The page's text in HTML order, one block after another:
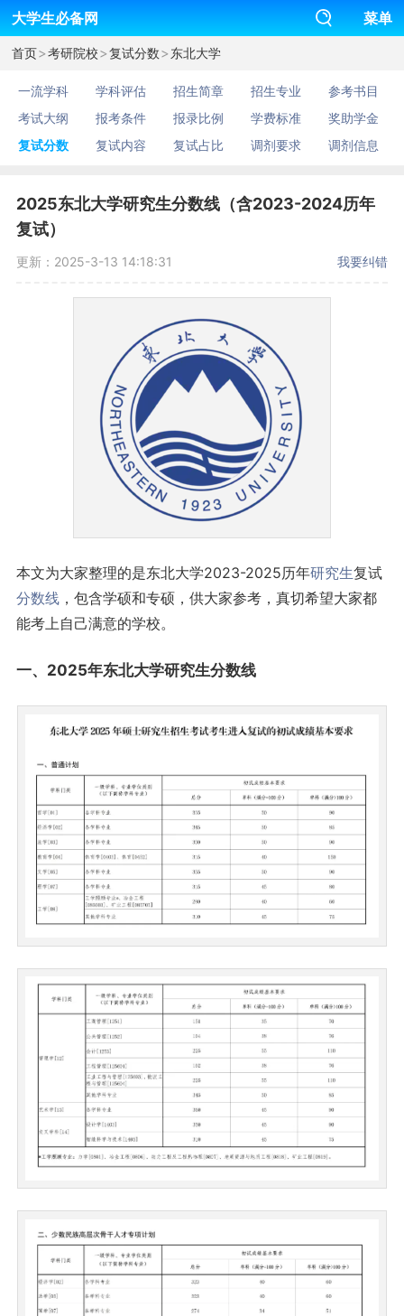
大学生必备网 菜单
首页>考研院校>复试分数>东北大学
一流学科 学科评估 招生简章 招生专业
参考书目
考试大纲
报考条件 报录比例 学费标准
奖助学金
复试分数
复试内容 复试占比 调剂要求 调剂信息
2025东北大学研究生分数线（含2023-2024历年
复试）
更新：2025-3-13 14:18:31 我要纠错
本文为大家整理的是东北大学2023-2025历年研究生复试
分数线，包含学硕和专硕，供大家参考，真切希望大家都
能考上自己满意的学校。
一、2025年东北大学研究生分数线